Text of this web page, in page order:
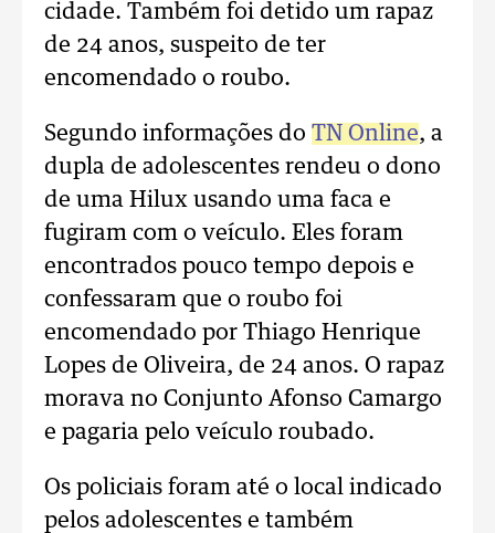
cidade. Também foi detido um rapaz
de 24 anos, suspeito de ter
encomendado o roubo.
Segundo informações do TN Online, a
dupla de adolescentes rendeu o dono
de uma Hilux usando uma faca e
fugiram com o veículo. Eles foram
encontrados pouco tempo depois e
confessaram que o roubo foi
encomendado por Thiago Henrique
Lopes de Oliveira, de 24 anos. O rapaz
morava no Conjunto Afonso Camargo
e pagaria pelo veículo roubado.
Os policiais foram até o local indicado
pelos adolescentes e também